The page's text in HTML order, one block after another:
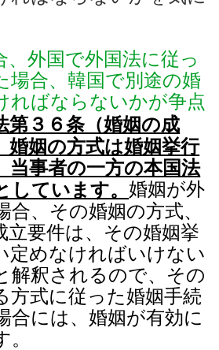
、外国で外国法に従っ
場合、韓国で別途の婚
ればならないかが争点
第３６条（婚姻の成
婚姻の方式は婚姻挙行
当事者の一方の本国法
しています。​婚姻が外
合、その婚姻の方式、
立要件は、その婚姻挙
定めなければいけない
解釈されるので、その
方式に従った婚姻手続
合には、婚姻が有効に